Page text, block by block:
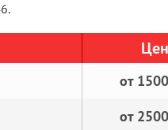
от
от